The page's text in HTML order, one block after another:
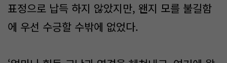
표정으로 납득 하지 않았지만, 왠지 모를 불길함
에 우선 수긍할 수밖에 없었다.